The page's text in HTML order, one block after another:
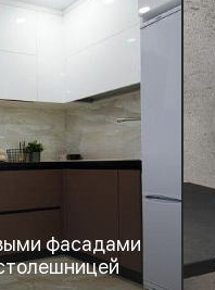
Минимализм,
фасадами